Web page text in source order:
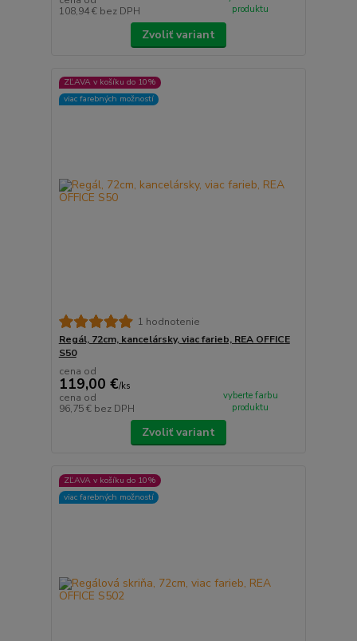
108,94 € bez DPH
produktu
Zvoliť variant
ZĽAVA v košíku do 10%
viac farebných možností
1 hodnotenie
Regál, 72cm, kancelársky, viac farieb, REA OFFICE
S50
cena od
119,00 €/ks
cena od
96,75 € bez DPH
vyberte farbu
produktu
Zvoliť variant
ZĽAVA v košíku do 10%
viac farebných možností